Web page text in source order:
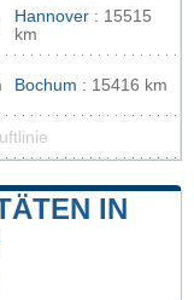
Hannover : 15515
km
Bochum : 15416 km
IN